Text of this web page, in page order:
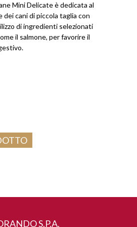
Mini Delicate è dedicata al
cani di piccola taglia con
di ingredienti selezionati
il salmone, per favorire il
S.P.A.